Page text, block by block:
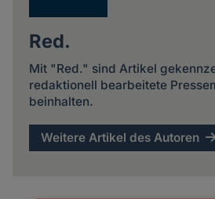
Red.
Mit "Red." sind Artikel
redaktionell bearbeitete
beinhalten.
Weitere Artikel des Autoren